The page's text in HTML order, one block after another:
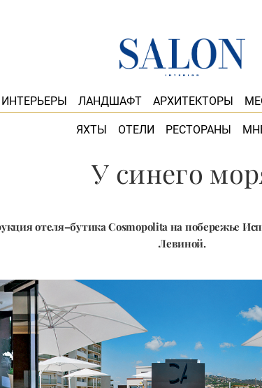
ИНТЕРЬЕРЫ ЛАНДШАФТ АРХИТЕКТОРЫ
ЯХТЫ ОТЕЛИ РЕСТОРАНЫ
У синего
отеля–бутика Cosmopolita на побережье
Левиной.